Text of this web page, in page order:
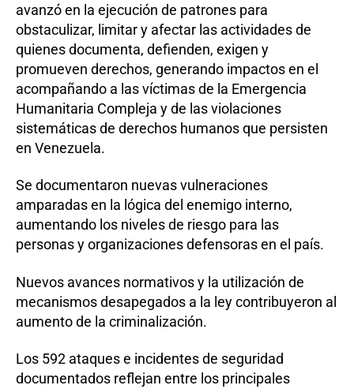
avanzó en la ejecución de patrones para
obstaculizar, limitar y afectar las actividades de
quienes documenta, defienden, exigen y
promueven derechos, generando impactos en el
acompañando a las víctimas de la Emergencia
Humanitaria Compleja y de las violaciones
sistemáticas de derechos humanos que persisten
en Venezuela.
Se documentaron nuevas vulneraciones
amparadas en la lógica del enemigo interno,
aumentando los niveles de riesgo para las
personas y organizaciones defensoras en el país.
Nuevos avances normativos y la utilización de
mecanismos desapegados a la ley contribuyeron al
aumento de la criminalización.
Los 592 ataques e incidentes de seguridad
documentados reflejan entre los principales